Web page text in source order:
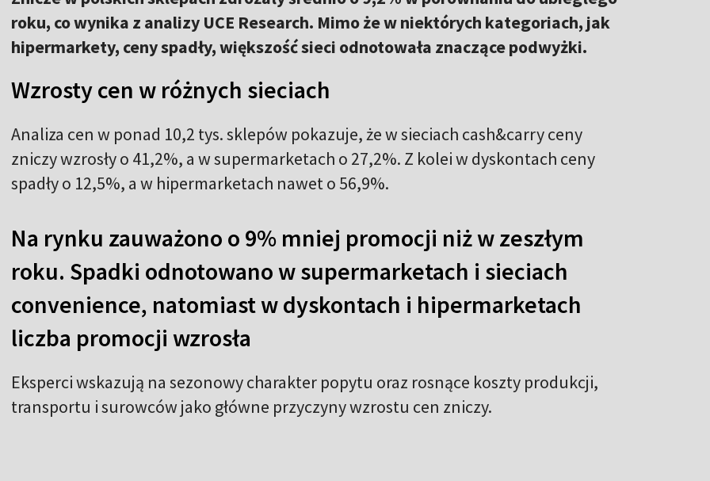
roku, co wynika z analizy UCE Research. Mimo że w niektórych kategoriach, jak
hipermarkety, ceny spadły, większość sieci odnotowała znaczące podwyżki.
Wzrosty cen w różnych sieciach
Analiza cen w ponad 10,2 tys. sklepów pokazuje, że w sieciach cash&carry ceny
zniczy wzrosły o 41,2%, a w supermarketach o 27,2%. Z kolei w dyskontach ceny
spadły o 12,5%, a w hipermarketach nawet o 56,9%.
Na rynku zauważono o 9% mniej promocji niż w zeszłym
roku. Spadki odnotowano w supermarketach i sieciach
convenience, natomiast w dyskontach i hipermarketach
liczba promocji wzrosła
Eksperci wskazują na sezonowy charakter popytu oraz rosnące koszty produkcji,
transportu i surowców jako główne przyczyny wzrostu cen zniczy.